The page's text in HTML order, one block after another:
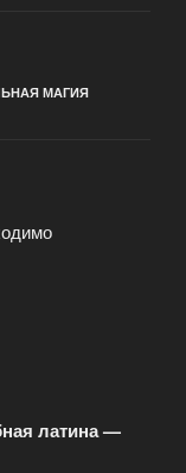
МАГИЯ
латина —